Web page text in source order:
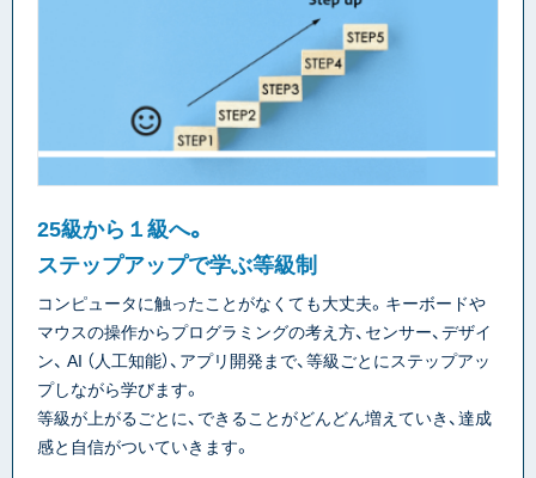
25級から１級へ。
ステップアップで学ぶ等級制
コンピュータに触ったことがなくても大丈夫。キーボードや
マウスの操作からプログラミングの考え方、センサー、デザイ
ン、 AI （人工知能）、アプリ開発まで、等級ごとにステップアッ
プしながら学びます。
等級が上がるごとに、できることがどんどん増えていき、達成
感と自信がついていきます。